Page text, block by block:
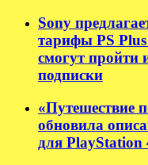
Sony
тарифы PS
смогут пройти
подписки
«Путешествие
обновила
для PlayStation